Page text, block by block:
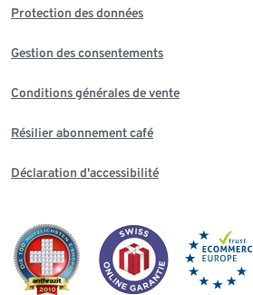
Protection des données
Gestion des consentements
Conditions générales de vente
Résilier abonnement café
Déclaration d'accessibilité